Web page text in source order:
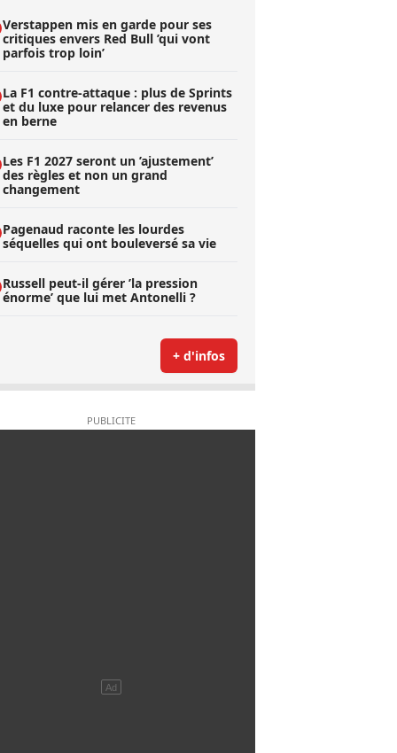
Verstappen mis en garde pour ses
critiques envers Red Bull ’qui vont
parfois trop loin’
La F1 contre-attaque : plus de Sprints
et du luxe pour relancer des revenus
en berne
Les F1 2027 seront un ’ajustement’
des règles et non un grand
changement
Pagenaud raconte les lourdes
séquelles qui ont bouleversé sa vie
Russell peut-il gérer ’la pression
énorme’ que lui met Antonelli ?
+ d'infos